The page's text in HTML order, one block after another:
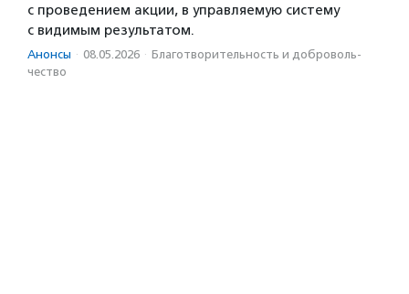
с проведением акции, в управляемую систему
с видимым результатом.
Анонсы · 08.05.2026 · Благотвори­тель­ность и доброволь­
чест­во